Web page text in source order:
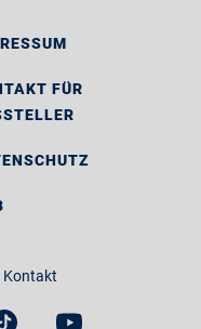
FÜR
Kontakt